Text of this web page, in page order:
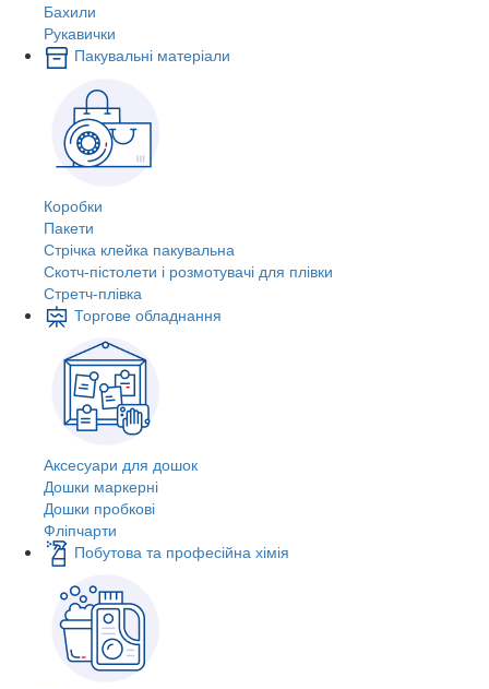
Бахили
Рукавички
Пакувальні матеріали
Коробки
Пакети
Стрічка клейка пакувальна
Скотч-пістолети і розмотувачі для плівки
Стретч-плівка
Торгове обладнання
Аксесуари для дошок
Дошки маркерні
Дошки пробкові
Фліпчарти
Побутова та професійна хімія